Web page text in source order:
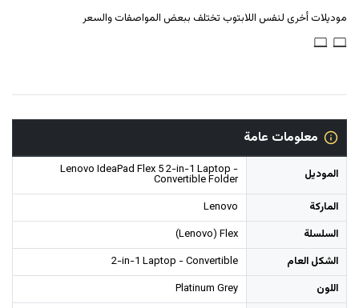
موديلات أخرى لنفس اللابتوب تختلف ببعض المواصفات والسعر
معلومات عامة
الموديل Lenovo IdeaPad Flex 5 2-in-1 Laptop -
Convertible Folder
الماركة
Lenovo
السلسلة
(Lenovo) Flex
الشكل العام
2-in-1 Laptop - Convertible
اللون
Platinum Grey